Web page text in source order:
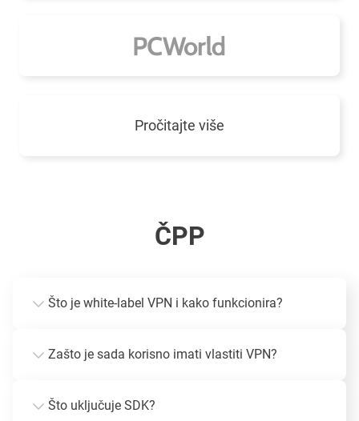
Pročitajte više
ČPP
Što je white-label VPN i kako funkcionira?
Zašto je sada korisno imati vlastiti VPN?
Što uključuje SDK?